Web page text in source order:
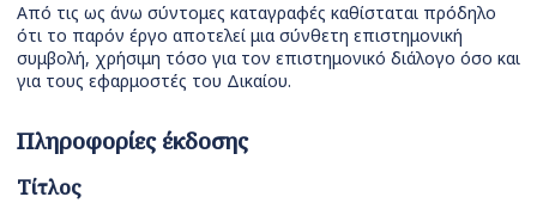
Από τις ως άνω σύντομες καταγραφές καθίσταται πρόδηλο
ότι το παρόν έργο αποτελεί μια σύνθετη επιστημονική
συμβολή, χρήσιμη τόσο για τον επιστημονικό διάλογο όσο και
για τους εφαρμοστές του Δικαίου.
Πληροφορίες έκδοσης
Τίτλος